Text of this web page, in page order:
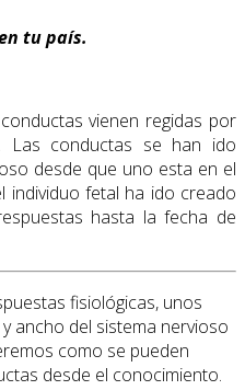
tu país.
vienen regidas por
conductas se han ido
desde que uno esta en el
individuo fetal ha ido creado
hasta la fecha de
fisiológicas, unos
ancho del sistema nervioso
como se pueden
desde el conocimiento.